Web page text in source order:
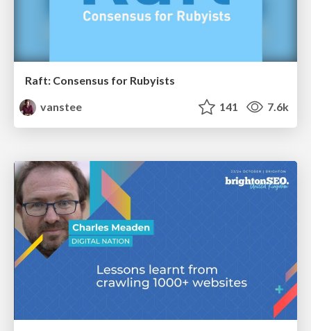
Raft: Consensus for Rubyists
vanstee
141 7.6k